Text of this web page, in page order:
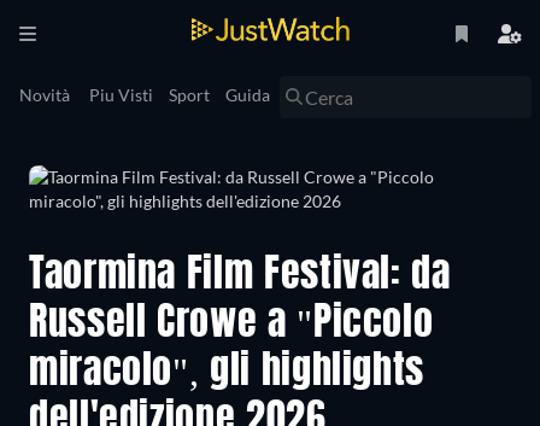
Novità Piu Visti Sport Guida
Taormina Film Festival: da
Russell Crowe a "Piccolo
miracolo", gli highlights